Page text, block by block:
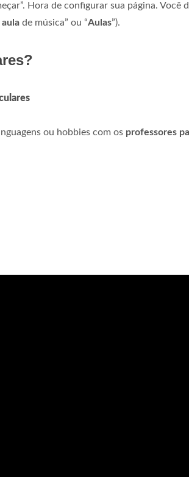
Hora de configurar sua página. Você
aula de música” ou “Aulas”).
ou hobbies com os professores